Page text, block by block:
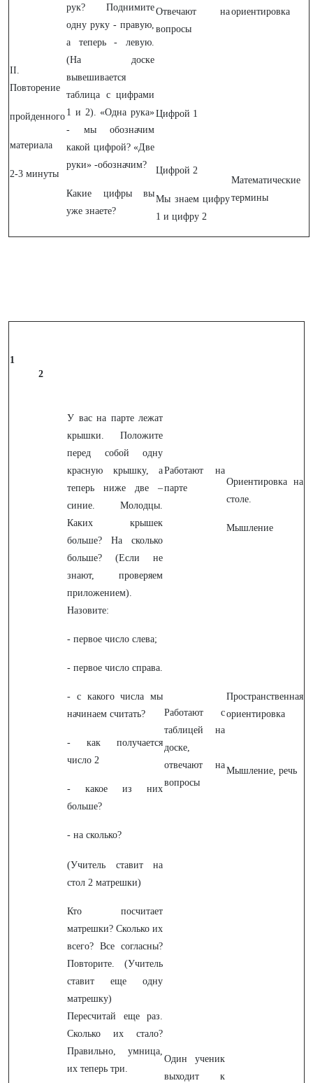
II.
Повторение
пройденного
материала
2-3 минуты
рук? Поднимите
одну руку - правую,
а теперь - левую.
(На доске
вывешивается
таблица с цифрами
1 и 2). «Одна рука»
- мы обозначим
какой цифрой? «Две
руки» -обозначим?
Какие цифры вы
уже знаете?
Отвечают на
вопросы
Цифрой 1
Цифрой 2
Мы знаем цифру
1 и цифру 2
ориентировка
Математические
термины
1
2
У вас на парте лежат
крышки. Положите
перед собой одну
красную крышку, а
теперь ниже две –
синие. Молодцы.
Каких крышек
больше? На сколько
больше? (Если не
знают, проверяем
приложением).
Назовите:
- первое число слева;
- первое число справа.
- с какого числа мы
начинаем считать?
- как получается
число 2
- какое из них
больше?
- на сколько?
Работают на
парте
Работают с
таблицей на
доске,
отвечают на
вопросы
Ориентировка на
столе.
Мышление
Пространственная
ориентировка
Мышление, речь
(Учитель ставит на
стол 2 матрешки)
Кто посчитает
матрешки? Сколько их
всего? Все согласны?
Повторите. (Учитель
ставит еще одну
матрешку)
Пересчитай еще раз.
Сколько их стало?
Правильно, умница,
их теперь три.
Один ученик
выходит к